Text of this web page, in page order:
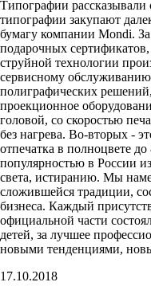
Типографии рассказывали
типографии закупают
бумагу компании Mondi.
подарочных
струйной технологии
сервисному
полиграфических
проекционное
головой, со скоростью
без нагрева. Во-вторых -
отпечатка в полноцвете
популярностью в России
света, истиранию. Мы
сложившейся традиции,
бизнеса. Каждый
официальной части
детей, за лучшее
новыми тенденциями,
17.10.2018